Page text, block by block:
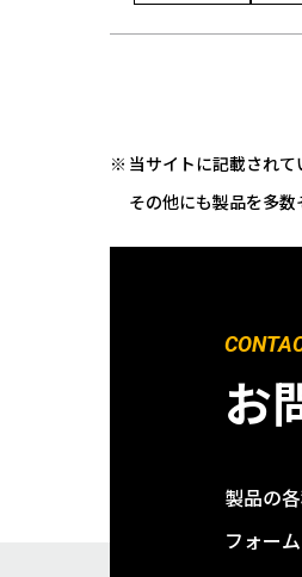
当サイトに記載されて
その他にも製品を多
お
製品の
フォー